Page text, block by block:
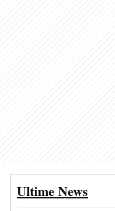
Ultime News